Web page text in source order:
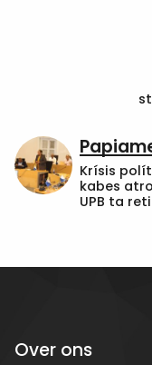
Krísis
kabes
UPB ta
Over ons